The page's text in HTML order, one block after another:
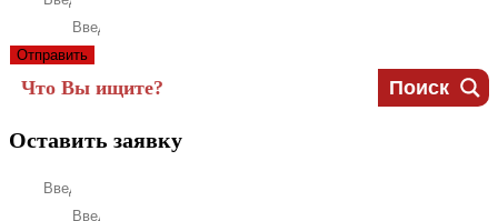
Отправить
Поиск
Оставить заявку